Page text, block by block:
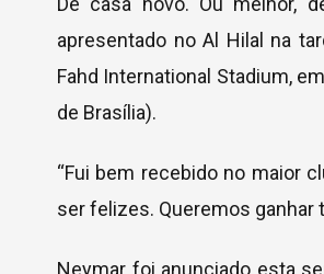
apresentado no Al Hilal na
Fahd International Stadium,
de Brasília).
“Fui bem recebido no maior
ser felizes. Queremos ganhar
Neymar foi anunciado esta